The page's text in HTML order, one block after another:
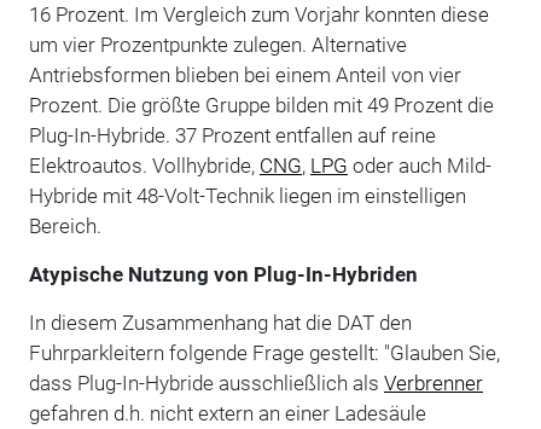
16 Prozent. Im Vergleich zum Vorjahr konnten diese
um vier Prozentpunkte zulegen. Alternative
Antriebsformen blieben bei einem Anteil von vier
Prozent. Die größte Gruppe bilden mit 49 Prozent die
Plug-In-Hybride. 37 Prozent entfallen auf reine
Elektroautos. Vollhybride, CNG, LPG oder auch Mild-
Hybride mit 48-Volt-Technik liegen im einstelligen
Bereich.
Atypische Nutzung von Plug-In-Hybriden
In diesem Zusammenhang hat die DAT den
Fuhrparkleitern folgende Frage gestellt: "Glauben Sie,
dass Plug-In-Hybride ausschließlich als Verbrenner
gefahren d.h. nicht extern an einer Ladesäule